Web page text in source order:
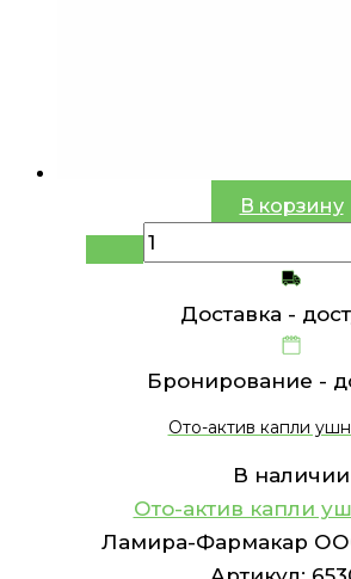
В корзину
Доставка -
Бронирование -
Ото-актив капли
В наличии
Ото-актив капли
Ламира-Фармакар